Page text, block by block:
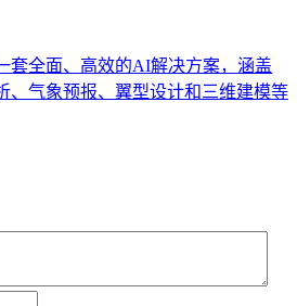
套全面、高效的AI解决方案，涵盖
、气象预报、翼型设计和三维建模等